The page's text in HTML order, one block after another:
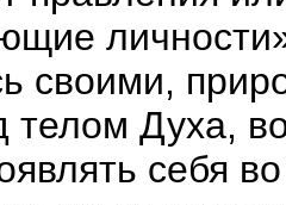
своими,
телом Духа,
себя